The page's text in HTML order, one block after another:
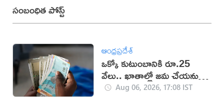
సంబంధిత పోస్ట్
ఆంధ్రప్రదేశ్
ఒక్కో కుటుంబానికి రూ.25
వేలు.. ఖాతాల్లో జ‌మ చేయ‌నున్న
ప్ర‌భుత్వం..!
Aug 06, 2026, 17:08 IST